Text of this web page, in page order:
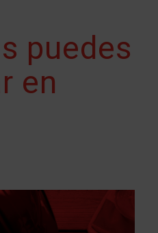
puedes
en